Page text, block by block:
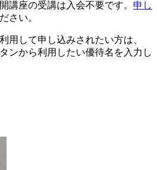
講座の受講は入会不要です。 申し
さい。
用して申し込みされたい方は、
ンから利用したい優待名を入力し